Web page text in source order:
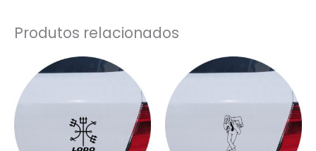
Produtos relacionados